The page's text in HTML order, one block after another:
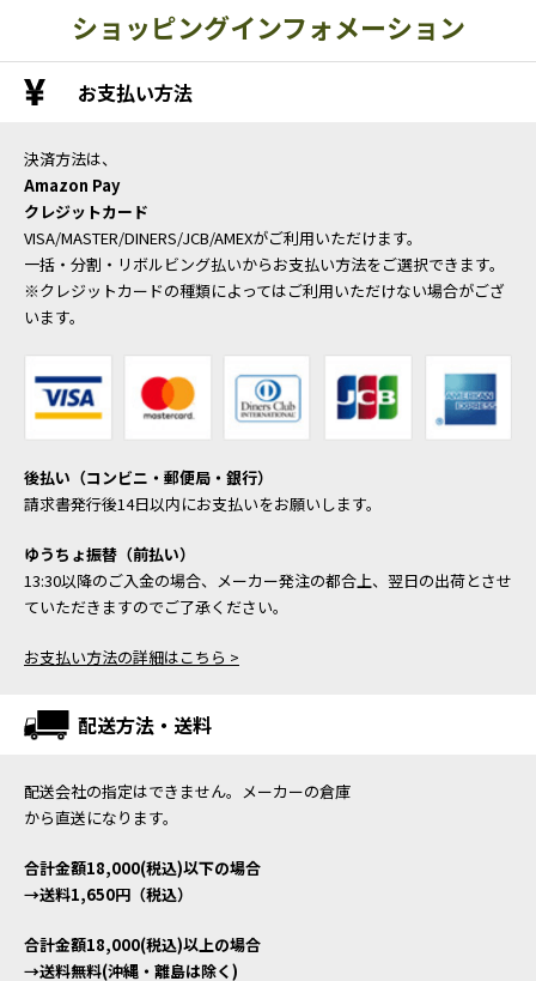
ショッピングインフォメーション
お支払い方法
決済方法は、
Amazon Pay
クレジットカード
VISA/MASTER/DINERS/JCB/AMEXがご利用いただけます。
一括・分割・リボルビング払いからお支払い方法をご選択できます。
※クレジットカードの種類によってはご利用いただけない場合がござ
います。
後払い（コンビニ・郵便局・銀行）
請求書発行後14日以内にお支払いをお願いします。
ゆうちょ振替（前払い）
13:30以降のご入金の場合、メーカー発注の都合上、翌日の出荷とさせ
ていただきますのでご了承ください。
お支払い方法の詳細はこちら >
配送方法・送料
配送会社の指定はできません。メーカーの倉庫
から直送になります。
合計金額18,000(税込)以下の場合
→送料1,650円（税込）
合計金額18,000(税込)以上の場合
→送料無料(沖縄・離島は除く)